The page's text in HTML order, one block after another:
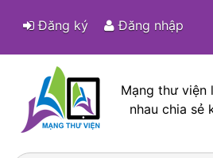
Đăng ký Đăng nhập
Mạng thư viện
nhau chia sẻ